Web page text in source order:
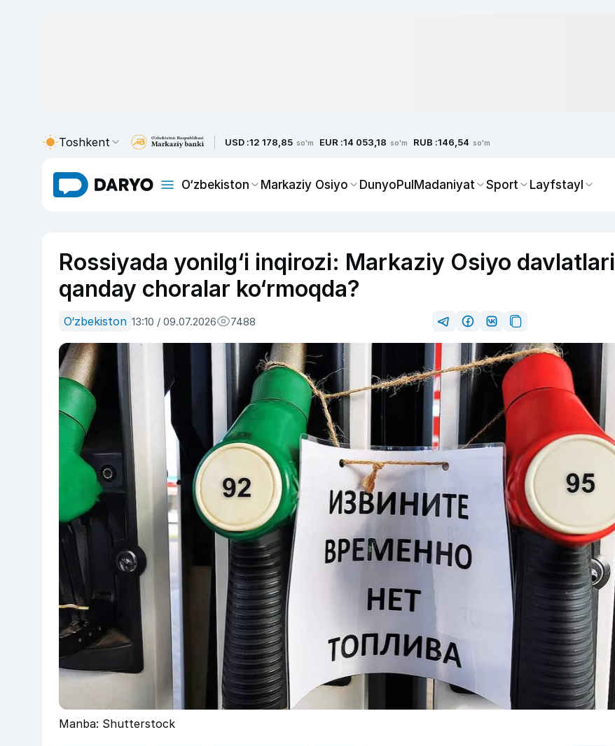
Toshkent USD :12 178,85 so'm EUR :14 053,18 so'm RUB :146,54 so'm
O‘zbekiston Markaziy Osiyo DunyoPulMadaniyat Sport Layfstayl
Rossiyada yonilg‘i inqirozi: Markaziy Osiyo davlatlari
qanday choralar ko‘rmoqda?
O‘zbekiston 13:10 / 09.07.2026 7488
Manba: Shutterstock